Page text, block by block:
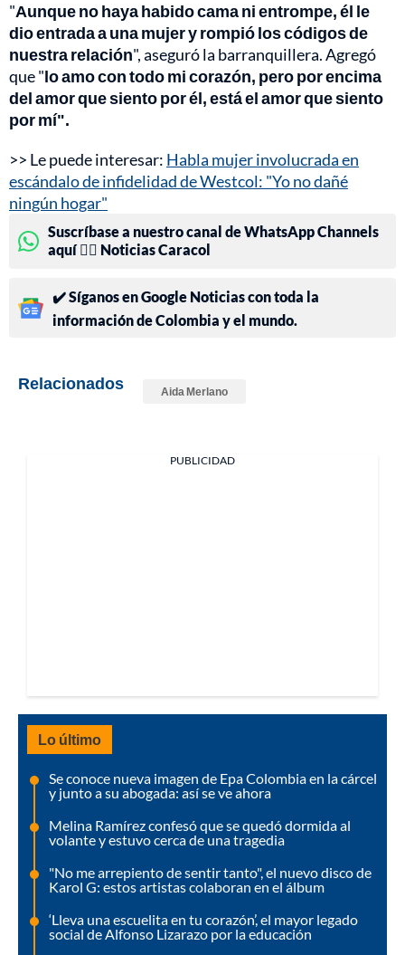
"Aunque no haya habido cama ni entrompe, él le
dio entrada a una mujer y rompió los códigos de
nuestra relación", aseguró la barranquillera. Agregó
que "lo amo con todo mi corazón, pero por encima
del amor que siento por él, está el amor que siento
por mí".
>> Le puede interesar: Habla mujer involucrada en
escándalo de infidelidad de Westcol: "Yo no dañé
ningún hogar"
Suscríbase a nuestro canal de WhatsApp Channels
aquí 👉🏻 Noticias Caracol
✔️ Síganos en Google Noticias con toda la
información de Colombia y el mundo.
Relacionados Aida Merlano
PUBLICIDAD
Lo último
Se conoce nueva imagen de Epa Colombia en la cárcel
y junto a su abogada: así se ve ahora
Melina Ramírez confesó que se quedó dormida al
volante y estuvo cerca de una tragedia
"No me arrepiento de sentir tanto", el nuevo disco de
Karol G: estos artistas colaboran en el álbum
‘Lleva una escuelita en tu corazón’, el mayor legado
social de Alfonso Lizarazo por la educación